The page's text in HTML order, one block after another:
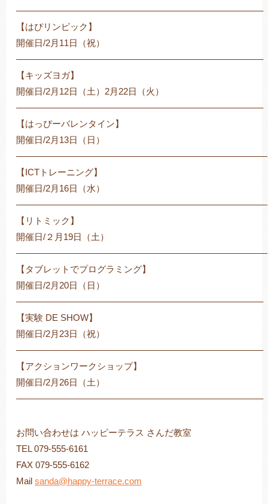
———————————————————————————–
【はぴリンピック】
開催日/2月11日（祝）
———————————————————————————–
【キッズヨガ】
開催日/2月12日（土）2月22日（火）
———————————————————————————–
【はっぴーバレンタイン】
開催日/2月13日（日）
――――――――――――――――――――――――――――
【ICTトレーニング】
開催日/2月16日（水）
――――――――――――――――――――――――――――
【リトミック】
開催日/２月19日（土）
――――――――――――――――――――――――――――
【タブレットでプログラミング】
開催日/2月20日（日）
———————————————————————————–
【実験 DE SHOW】
開催日/2月23日（祝）
———————————————————————————–
【アクションワークショップ】
開催日/2月26日（土）
———————————————————————————–
お問い合わせは ハッピーテラス さんだ教室
TEL 079-555-6161
FAX 079-555-6162
Mail sanda@happy-terrace.com